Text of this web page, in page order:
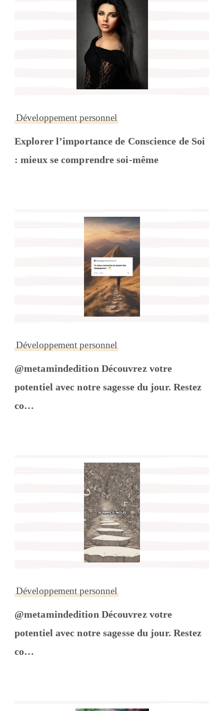
Développement personnel
Explorer l’importance de Conscience de Soi
: mieux se comprendre soi-même
Développement personnel
@metamindedition Découvrez votre
potentiel avec notre sagesse du jour. Restez
co…
Développement personnel
@metamindedition Découvrez votre
potentiel avec notre sagesse du jour. Restez
co…